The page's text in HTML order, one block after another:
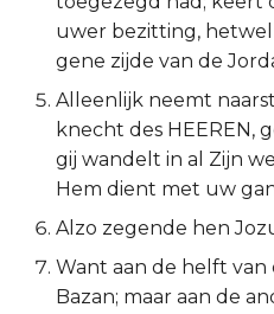
uwer bezitting,
gene zijde van de
Alleenlijk neemt
knecht des HEEREN,
gij wandelt in al Zijn
Hem dient met uw
Alzo zegende hen
Want aan de helft van
Bazan; maar aan de